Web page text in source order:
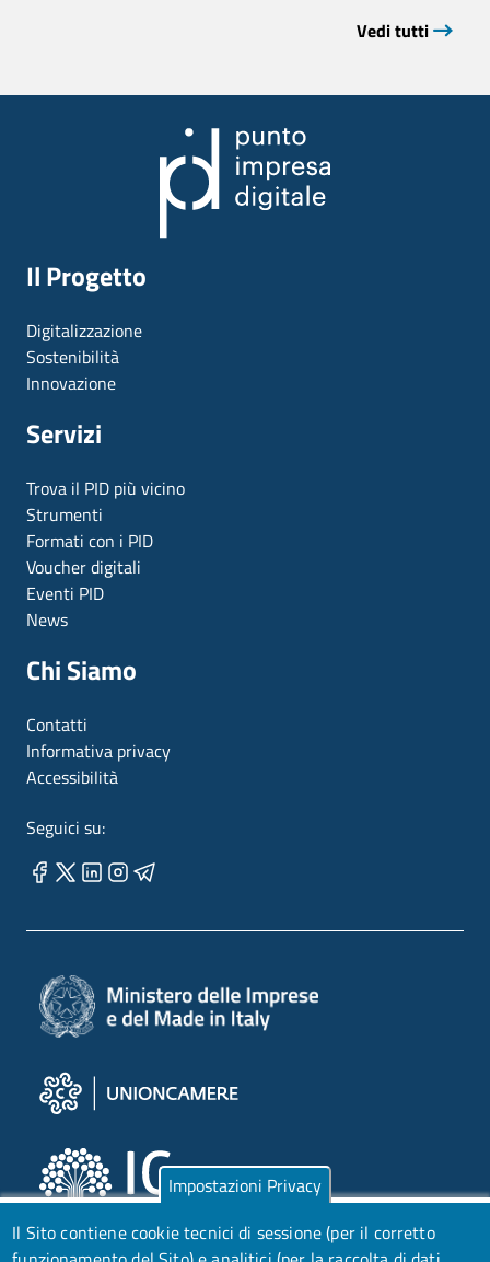
Vedi tutti
Il Progetto
Digitalizzazione
Sostenibilità
Innovazione
Servizi
Trova il PID più vicino
Strumenti
Formati con i PID
Voucher digitali
Eventi PID
News
Chi Siamo
Contatti
Informativa privacy
Accessibilità
Seguici su:
Impostazioni Privacy
Il Sito contiene cookie tecnici di sessione (per il corretto